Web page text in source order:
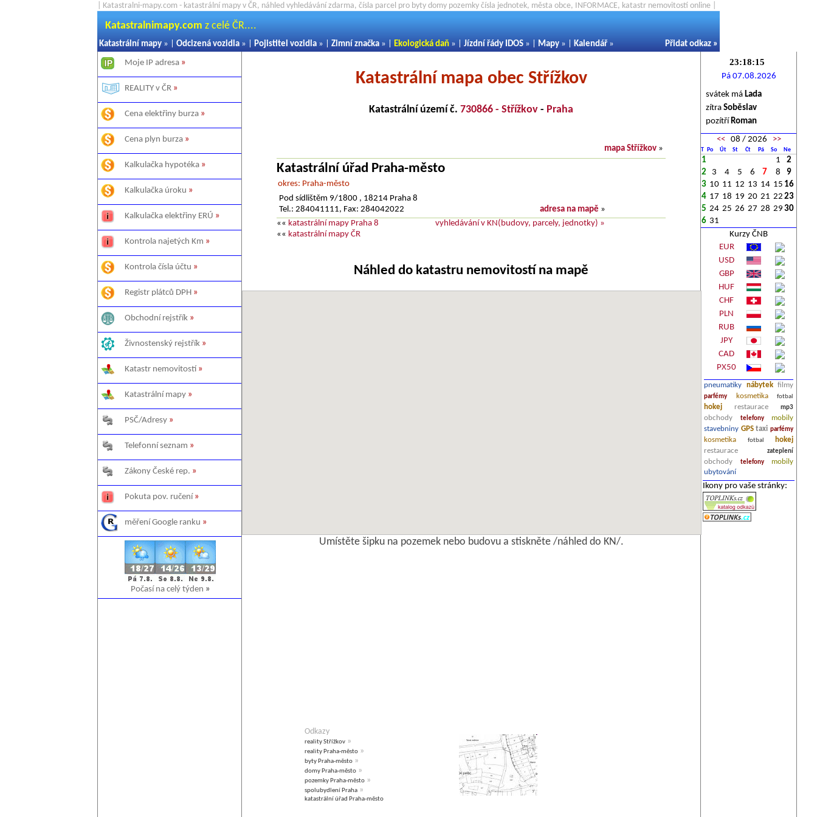
| Katastralni-mapy.com - katastrální mapy v ČR, náhled vyhledávání zdarma, čísla parcel pro byty domy pozemky čísla jednotek, města obce, INFORMACE, katastr nemovitostí online |
Katastralnimapy.com z celé ČR....
Katastrální mapy » | Odcizená vozidla » | Pojistitel vozidla » | Zimní značka » | Ekologická daň » | Jízdní řády IDOS » | Mapy » | Kalendář » Přidat odkaz »
Moje IP adresa »
REALITY v ČR »
Cena elektřiny burza »
Cena plyn burza »
Kalkulačka hypotéka »
Kalkulačka úroku »
Kalkulačka elektřiny ERÚ »
Kontrola najetých Km »
Kontrola čísla účtu »
Registr plátců DPH »
Obchodní rejstřík »
Živnostenský rejstřík »
Katastr nemovitostí »
Katastrální mapy »
PSČ/Adresy »
Telefonní seznam »
Zákony České rep. »
Pokuta pov. ručení »
měření Google ranku »
Počasí na celý týden »
Katastrální mapa obec Střížkov
Katastrální území č. 730866 - Střížkov - Praha
mapa Střížkov »
Katastrální úřad Praha-město
okres: Praha-město
Pod sídlištěm 9/1800 , 18214 Praha 8
Tel.: 284041111, Fax: 284042022
adresa na mapě »
«« katastrální mapy Praha 8
«« katastrální mapy ČR
vyhledávání v KN(budovy, parcely, jednotky) »
Náhled do katastru nemovitostí na mapě
Umístěte šipku na pozemek nebo budovu a stiskněte /náhled do KN/.
Odkazy
reality Střížkov »
reality Praha-město »
byty Praha-město »
domy Praha-město »
pozemky Praha-město »
spolubydlení Praha »
katastrální úřad Praha-město
Pá 07.08.2026
svátek má Lada
zítra Soběslav
pozítří Roman
<<08 / 2026 >>
T Po Út St Čt Pá So Ne
1 1
2
2
3 4 5 6 7 8
9
3 10 11 12 13 14 15 16
4 17 18 19 20 21 22 23
5 24 25 26 27 28 29 30
6 31
Kurzy ČNB
EUR
USD
GBP
HUF
CHF
PLN
RUB
JPY
CAD
PX50
pneumatiky nábytek filmy
parfémy kosmetika fotbal
hokej restaurace mp3
obchody telefony
mobily
stavebniny GPS taxi parfémy
kosmetika fotbal
hokej
restaurace
zateplení
obchody telefony
mobily
ubytování
Ikony pro vaše stránky: